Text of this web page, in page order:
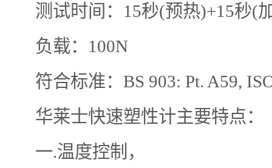
测试时间：15秒(预热)+15秒(
负载：100N
符合标准：BS 903: Pt. A59,
华莱士快速塑性计主要特点：
一.温度控制，